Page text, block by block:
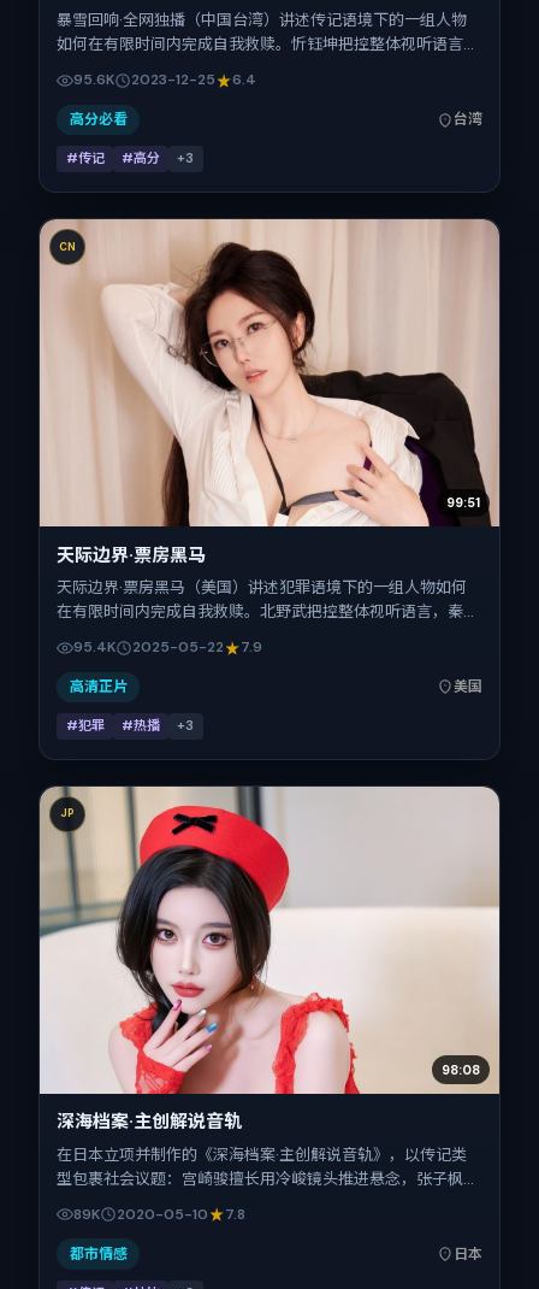
暴雪回响·全网独播（中国台湾）讲述传记语境下的一组人物
如何在有限时间内完成自我救赎。忻钰坤把控整体视听语言，
富。影片定于 2023-12-25 起陆续登陆院线与网络平台，贺岁
档前后公映，片长165分钟。
95.6K 2023-12-25 6.4
高分必看 台湾
#传记 #高分 +3
CN
99:51
天际边界·票房黑马
天际边界·票房黑马（美国）讲述犯罪语境下的一组人物如何
在有限时间内完成自我救赎。北野武把控整体视听语言，秦
2025-05-22 起陆续登陆院线与网络平台，春季档公映，片
长150分钟。
95.4K 2025-05-22 7.9
高清正片 美国
#犯罪 #热播 +3
JP
98:08
深海档案·主创解说音轨
在日本立项并制作的《深海档案·主创解说音轨》，以传记类
型包裹社会议题：宫崎骏擅长用冷峻镜头推进悬念，张子枫、
刘昊然、童瑶、倪妮、谭卓的对手戏为看点之一。上映时间：
2020-05-10；片长98分钟；适合关注现实质感与类型片结
构的观众。
89K 2020-05-10 7.8
都市情感 日本